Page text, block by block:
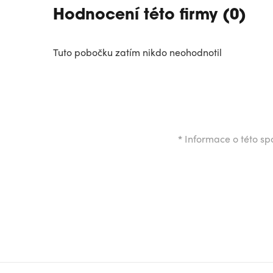
Hodnocení této firmy (0)
Tuto pobočku zatím nikdo neohodnotil
* Informace o této